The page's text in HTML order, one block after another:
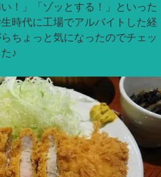
！」「ゾッとする！」といった
時代に工場でアルバイトした経
ちょっと気になったのでチェッ
♪